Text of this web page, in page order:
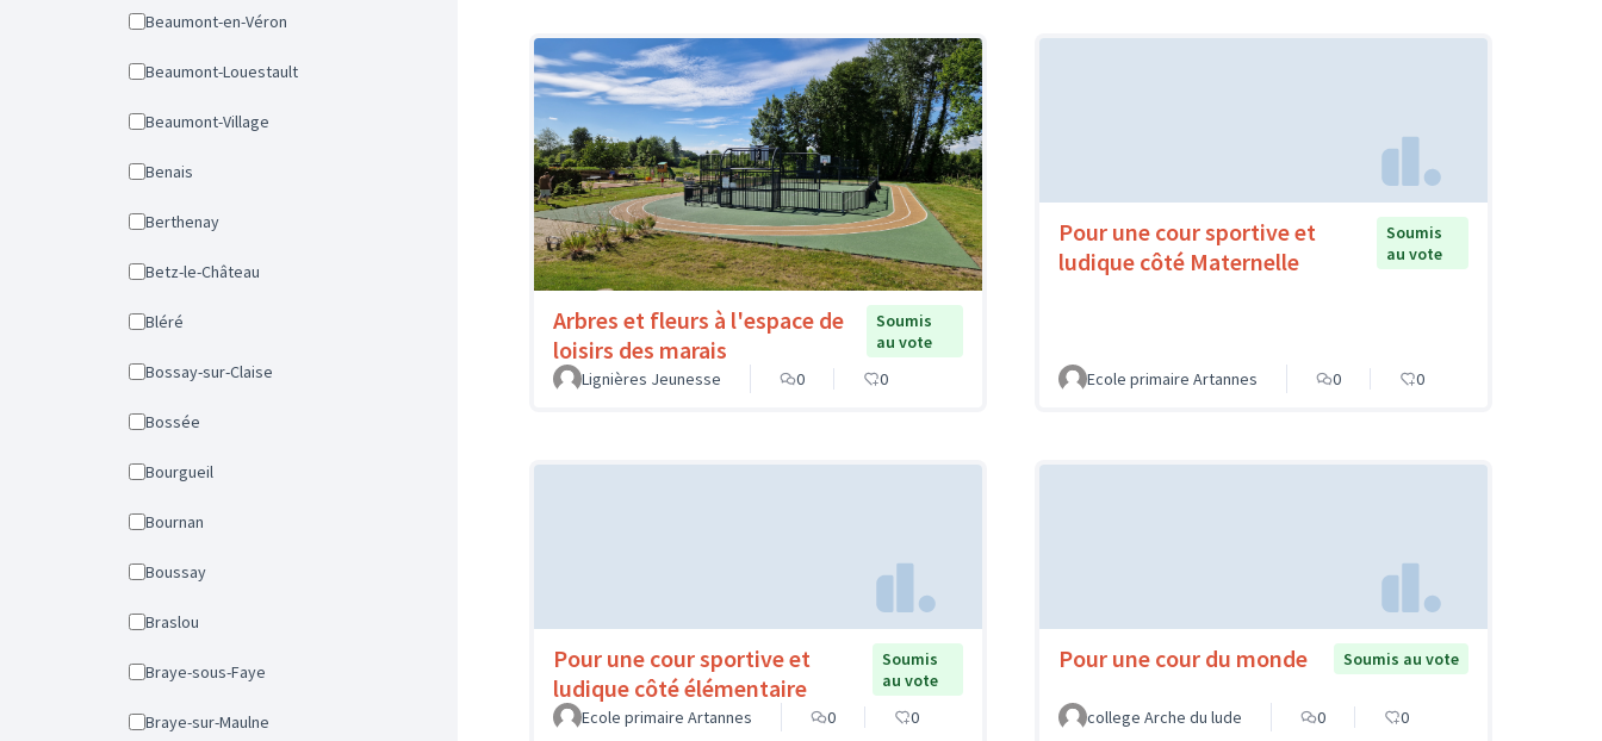
Beaumont-en-Véron
Beaumont-Louestault
Beaumont-Village
Benais
Berthenay
Betz-le-Château
Bléré
Bossay-sur-Claise
Bossée
Bourgueil
Bournan
Boussay
Braslou
Braye-sous-Faye
Braye-sur-Maulne
Arbres et fleurs à l'espace de
loisirs des marais
Soumis
au vote
Lignières Jeunesse
0 0
Pour une cour sportive et
ludique côté Maternelle
Soumis
au vote
Ecole primaire Artannes 0 0
Pour une cour sportive et
ludique côté élémentaire
Soumis
au vote
Ecole primaire Artannes
0 0
Pour une cour du monde Soumis au vote
college Arche du lude 0 0